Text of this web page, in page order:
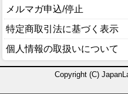
メルマガ申込/停止
特定商取引法に基づく表示
個人情報の取扱いについて
Copyright (C)